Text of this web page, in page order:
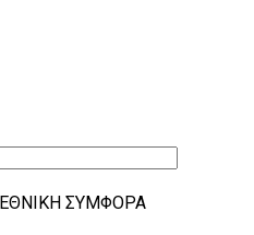
ΕΘΝΙΚΉ ΣΥΜΦΟΡΆ